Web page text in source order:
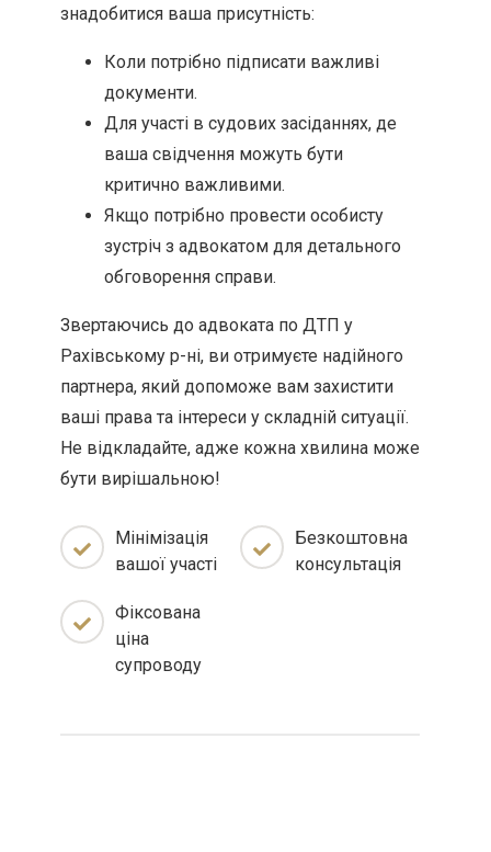
знадобитися ваша присутність:
Коли потрібно підписати важливі
документи.
Для участі в судових засіданнях, де
ваша свідчення можуть бути
критично важливими.
Якщо потрібно провести особисту
зустріч з адвокатом для детального
обговорення справи.
Звертаючись до адвоката по ДТП у
Рахівському р-ні, ви отримуєте надійного
партнера, який допоможе вам захистити
ваші права та інтереси у складній ситуації.
Не відкладайте, адже кожна хвилина може
бути вирішальною!
Мінімізація
вашої участі
Безкоштовна
консультація
Фіксована
ціна
супроводу